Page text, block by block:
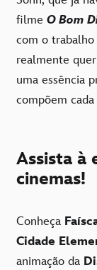
filme O Bom
com o trabalho
realmente
uma essência
compõem
Assista à
cinemas!
Conheça
Cidade
animação da